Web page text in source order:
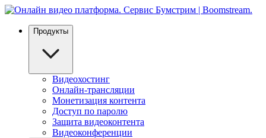
Продукты
Видеохостинг
Онлайн-трансляции
Монетизация контента
Доступ по паролю
Защита видеоконтента
Видеоконференции